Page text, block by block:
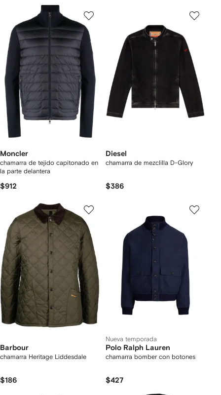
Moncler
chamarra de tejido capitonado en
la parte delantera
$912
Diesel
chamarra de mezclilla D-Glory
$386
Barbour
chamarra Heritage Liddesdale
$186
Nueva temporada
Polo Ralph Lauren
chamarra bomber con botones
$427